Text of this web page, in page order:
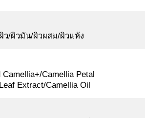
ว/ผิวมัน/ผิวผสม/ผิวแห้ง
Camellia+/Camellia Petal
Extract/Camellia Oil